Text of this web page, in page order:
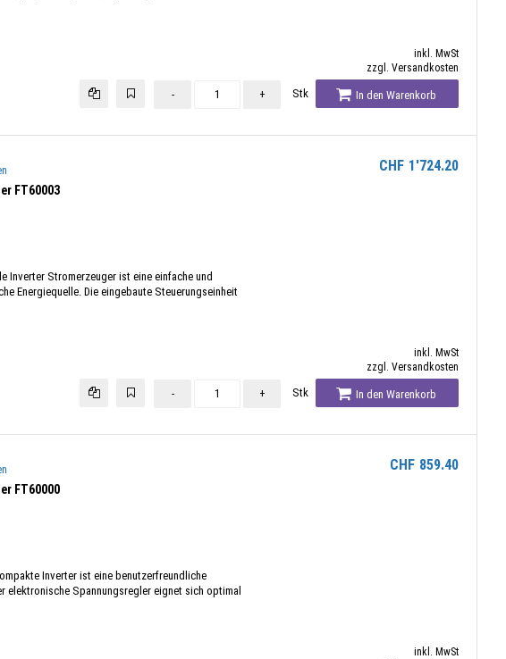
inkl. MwSt
zzgl. Versandkosten
- + Stk In den Warenkorb
FT60003
Inverter Stromerzeuger ist eine einfache und
Energiequelle. Die eingebaute Steuerungseinheit
CHF 1'724.20
inkl. MwSt
zzgl. Versandkosten
- + Stk In den Warenkorb
FT60000
Inverter ist eine benutzerfreundliche
elektronische Spannungsregler eignet sich optimal
CHF 859.40
inkl. MwSt